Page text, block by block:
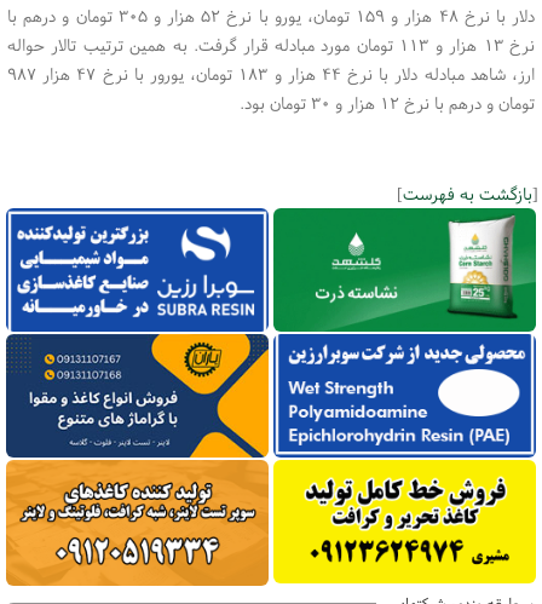
دلار با نرخ ۴۸ هزار و ۱۵۹ تومان، یورو با نرخ ۵۲ هزار و ۳۰۵ تومان و درهم با
نرخ ۱۳ هزار و ۱۱۳ تومان مورد مبادله قرار گرفت. به همین ترتیب تالار حواله
ارز، شاهد مبادله دلار با نرخ ۴۴ هزار و ۱۸۳ تومان، یورور با نرخ ۴۷ هزار ۹۸۷
تومان و درهم با نرخ ۱۲ هزار و ۳۰ تومان بود.
[بازگشت به فهرست]